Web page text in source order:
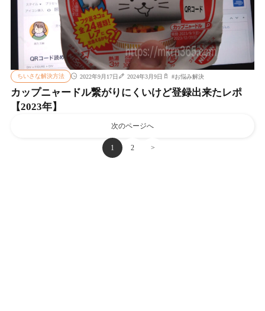
ちいさな解決方法 2022年9月17日 2024年3月9日 #お悩み解決
カップニャードル繋がりにくいけど登録出来たレポ
【2023年】
次のページへ
1 2 >